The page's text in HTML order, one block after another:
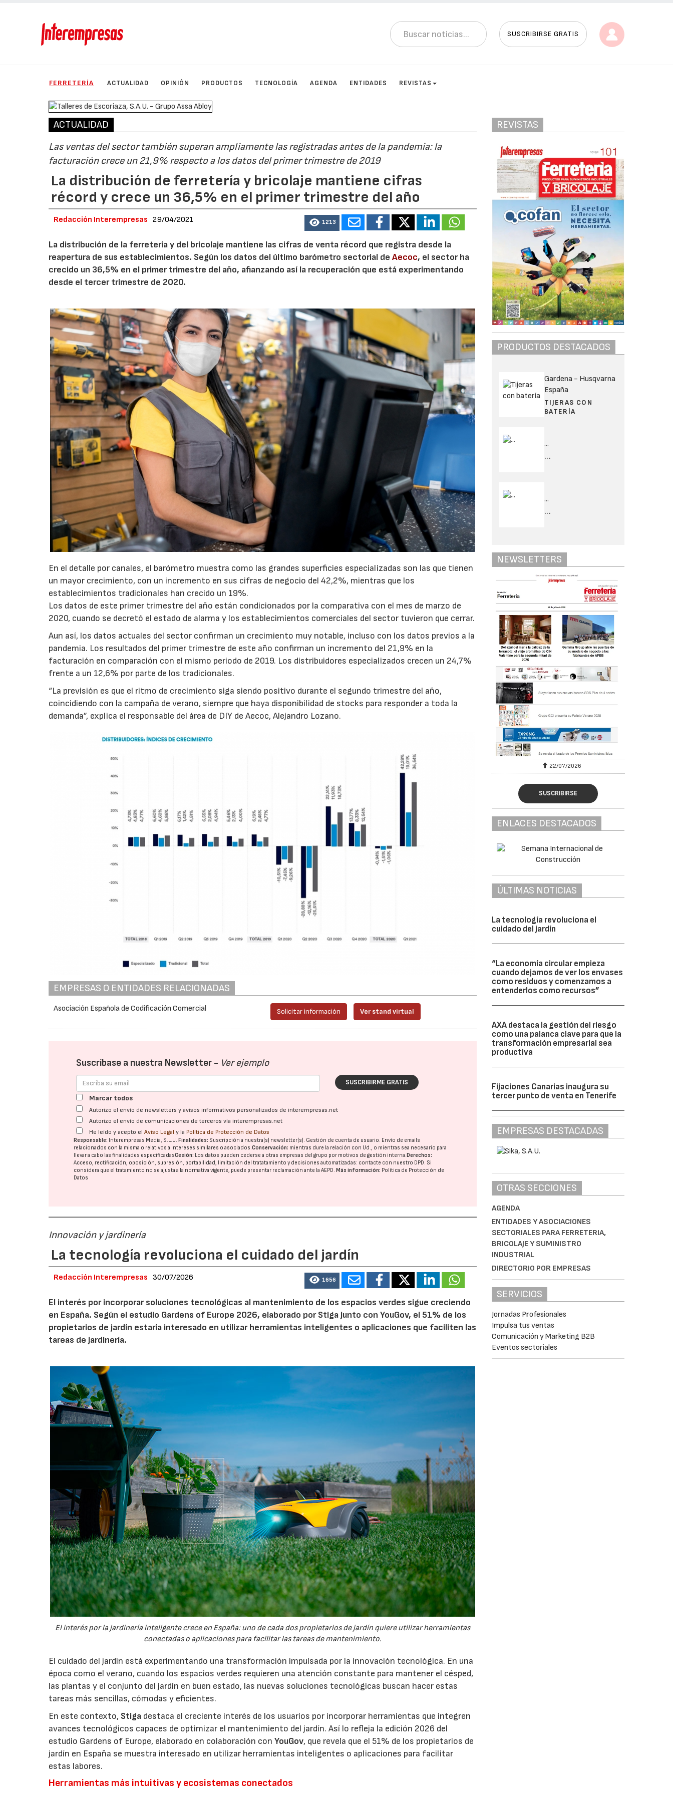
SUSCRIBIRSE GRATIS
FERRETERÍA ACTUALIDAD OPINIÓN PRODUCTOS TECNOLOGÍA AGENDA ENTIDADES REVISTAS
ACTUALIDAD
Las ventas del sector también superan ampliamente las registradas antes de la pandemia: la
facturación crece un 21,9% respecto a los datos del primer trimestre de 2019
La distribución de ferretería y bricolaje mantiene cifras
récord y crece un 36,5% en el primer trimestre del año
Redacción Interempresas 29/04/2021 1213
La distribución de la ferretería y del bricolaje mantiene las cifras de venta récord que registra desde la
reapertura de sus establecimientos. Según los datos del último barómetro sectorial deAecoc, el sector ha
crecido un 36,5% en el primer trimestre del año, afianzando así la recuperación que está experimentando
desde el tercer trimestre de 2020.
En el detalle por canales, el barómetro muestra como las grandes superficies especializadas son las que tienen
un mayor crecimiento, con un incremento en sus cifras de negocio del 42,2%, mientras que los
establecimientos tradicionales han crecido un 19%.
Los datos de este primer trimestre del año están condicionados por la comparativa con el mes de marzo de
2020, cuando se decretó el estado de alarma y los establecimientos comerciales del sector tuvieron que cerrar.
Aun así, los datos actuales del sector confirman un crecimiento muy notable, incluso con los datos previos a la
pandemia. Los resultados del primer trimestre de este año confirman un incremento del 21,9% en la
facturación en comparación con el mismo periodo de 2019. Los distribuidores especializados crecen un 24,7%
frente a un 12,6% por parte de los tradicionales.
“La previsión es que el ritmo de crecimiento siga siendo positivo durante el segundo trimestre del año,
coincidiendo con la campaña de verano, siempre que haya disponibilidad de stocks para responder a toda la
demanda”, explica el responsable del área de DIY de Aecoc, Alejandro Lozano.
EMPRESAS O ENTIDADES RELACIONADAS
Asociación Española de Codificación Comercial Solicitar información Ver stand virtual
Suscríbase a nuestra Newsletter - Ver ejemplo
SUSCRIBIRME GRATIS
Marcar todos
Autorizo el envío de newsletters y avisos informativos personalizados de interempresas.net
Autorizo el envío de comunicaciones de terceros vía interempresas.net
He leído y acepto elAviso Legal y la Política de Protección de Datos
Responsable: Interempresas Media, S.L.U.Finalidades: Suscripción a nuestra(s) newsletter(s). Gestión de cuenta de usuario. Envío de emails
relacionados con la misma o relativos a intereses similares o asociados.Conservación: mientras dure la relación con Ud., o mientras sea necesario para
llevar a cabo las finalidades especificadasCesión: Los datos pueden cederse a otras empresas del grupo por motivos de gestión interna.Derechos:
Acceso, rectificación, oposición, supresión, portabilidad, limitación del tratatamiento y decisiones automatizadas: contacte con nuestro DPD. Si
considera que el tratamiento no se ajusta a la normativa vigente, puede presentar reclamación ante laAEPD.Más información: Política de Protección de
Datos
Innovación y jardinería
La tecnología revoluciona el cuidado del jardín
Redacción Interempresas 30/07/2026 1656
El interés por incorporar soluciones tecnológicas al mantenimiento de los espacios verdes sigue creciendo
en España. Según el estudio Gardens of Europe 2026, elaborado por Stiga junto con YouGov, el 51% de los
propietarios de jardín estaría interesado en utilizar herramientas inteligentes o aplicaciones que faciliten las
tareas de jardinería.
El interés por la jardinería inteligente crece en España: uno de cada dos propietarios de jardín quiere utilizar herramientas
conectadas o aplicaciones para facilitar las tareas de mantenimiento.
El cuidado del jardín está experimentando una transformación impulsada por la innovación tecnológica. En una
época como el verano, cuando los espacios verdes requieren una atención constante para mantener el césped,
las plantas y el conjunto del jardín en buen estado, las nuevas soluciones tecnológicas buscan hacer estas
tareas más sencillas, cómodas y eficientes.
En este contexto, Stiga destaca el creciente interés de los usuarios por incorporar herramientas que integren
avances tecnológicos capaces de optimizar el mantenimiento del jardín. Así lo refleja la edición 2026 del
estudio Gardens of Europe, elaborado en colaboración conYouGov, que revela que el 51% de los propietarios de
jardín en España se muestra interesado en utilizar herramientas inteligentes o aplicaciones para facilitar
estas labores.
Herramientas más intuitivas y ecosistemas conectados
REVISTAS
PRODUCTOS DESTACADOS
Gardena - Husqvarna
España
TIJERAS CON
BATERÍA
...
...
...
...
NEWSLETTERS
29/07/2026 22/07/2026
SUSCRIBIRSE
ENLACES DESTACADOS
ÚLTIMAS NOTICIAS
La tecnología revoluciona el
cuidado del jardín
“La economía circular empieza
cuando dejamos de ver los envases
como residuos y comenzamos a
entenderlos como recursos”
AXA destaca la gestión del riesgo
como una palanca clave para que la
transformación empresarial sea
productiva
Fijaciones Canarias inaugura su
tercer punto de venta en Tenerife
EMPRESAS DESTACADAS
OTRAS SECCIONES
AGENDA
ENTIDADES Y ASOCIACIONES
SECTORIALES PARA FERRETERIA,
BRICOLAJE Y SUMINISTRO
INDUSTRIAL
DIRECTORIO POR EMPRESAS
SERVICIOS
Jornadas Profesionales
Impulsa tus ventas
Comunicación y Marketing B2B
Eventos sectoriales